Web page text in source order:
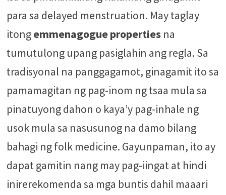
para sa delayed menstruation. May taglay
itongemmenagogue propertiesna
tumutulong upang pasiglahin ang regla. Sa
tradisyonal na panggagamot, ginagamit ito sa
pamamagitan ng pag-inom ng tsaa mula sa
pinatuyong dahon o kaya’y pag-inhale ng
usok mula sa nasusunog na damo bilang
bahagi ng folk medicine. Gayunpaman, ito ay
dapat gamitin nang may pag-iingat at hindi
inirerekomenda sa mga buntis dahil maaari